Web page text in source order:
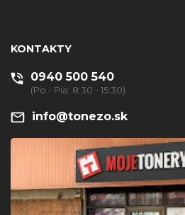
KONTAKTY
0940 500 540
(Po - Pia: 8:30 - 15:30)
info@tonezo.sk